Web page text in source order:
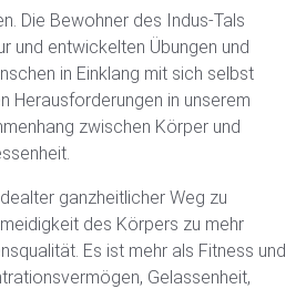
Die Bewohner des Indus-Tals
und entwickelten Übungen und
in Einklang mit sich selbst
Herausforderungen in unserem
zwischen Körper und
ganzheitlicher Weg zu
des Körpers zu mehr
Es ist mehr als Fitness und
Gelassenheit,